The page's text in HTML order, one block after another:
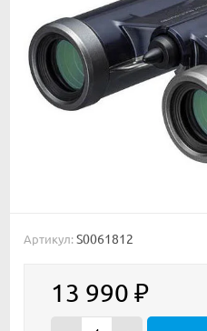
Артикул: S0061812
13 990 ₽